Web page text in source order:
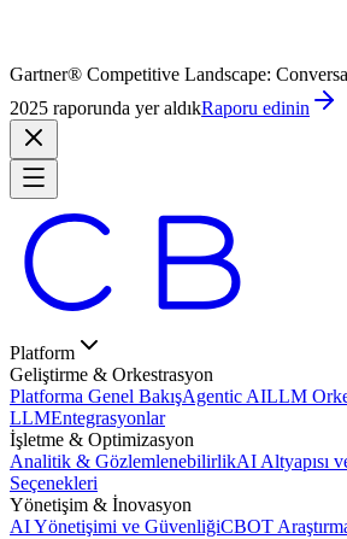
Gartner® Competitive Landscape:
2025 raporunda yer aldıkRaporu edinin
Platform
Geliştirme & Orkestrasyon
Platforma Genel BakışAgentic AILLM
LLMEntegrasyonlar
İşletme & Optimizasyon
Analitik & GözlemlenebilirlikAI Altyapısı
Seçenekleri
Yönetişim & İnovasyon
AI Yönetişimi ve GüvenliğiCBOT